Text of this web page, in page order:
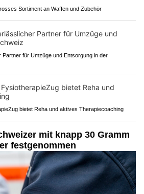
Sortiment an Waffen und Zubehör
für Umzüge und Entsorgung in der
bietet Reha und aktives Therapiecoaching
mit knapp 30 Gramm
festgenommen